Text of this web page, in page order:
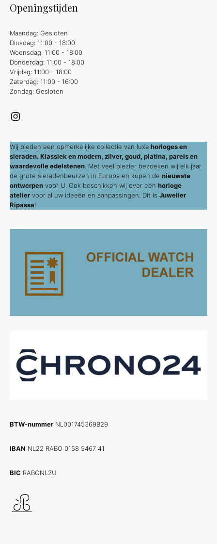
Openingstijden
Maandag: Gesloten
Dinsdag: 11:00 - 18:00
Woensdag: 11:00 - 18:00
Donderdag: 11:00 - 18:00
Vrijdag: 11:00 - 18:00
Zaterdag: 11:00 - 16:00
Zondag: Gesloten
Instagram
Wij bieden een opmerkelijke collectie van luxe horloges en
sieraden. Klassiek en modern, zilver, goud, platina, parels en
waardevolle edelstenen . Met veel plezier bezoeken wij elk jaar
de grote sieradenbeurzen in Europa en kopen de nieuwste
ontwerpen voor U. Ook beschikken wij over een horloge
atelier voor al uw ideeën en aanpassingen. Dit is Juwelier
Ripassa!
BTW-nummer NL001745369B29
IBAN NL22 RABO 0158 5467 41
BIC RABONL2U